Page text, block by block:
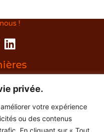
privée.
votre expérience
ou des contenus
En cliquant sur « Tout
!